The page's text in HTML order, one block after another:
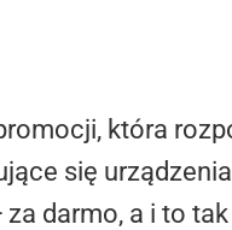
która
się
darmo, a i to